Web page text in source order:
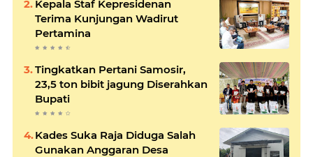
Kepala Staf Kepresidenan
Terima Kunjungan Wadirut
Pertamina
Tingkatkan Pertani Samosir,
23,5 ton bibit jagung Diserahkan
Bupati
Kades Suka Raja Diduga Salah
Gunakan Anggaran Desa